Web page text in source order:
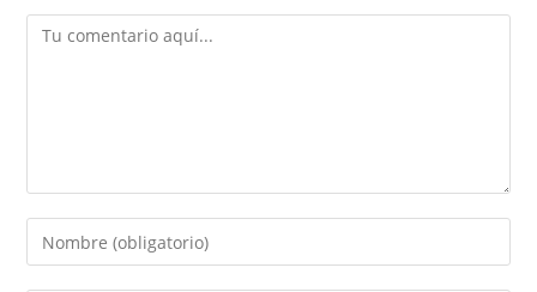
Comentario
Introduce
tu